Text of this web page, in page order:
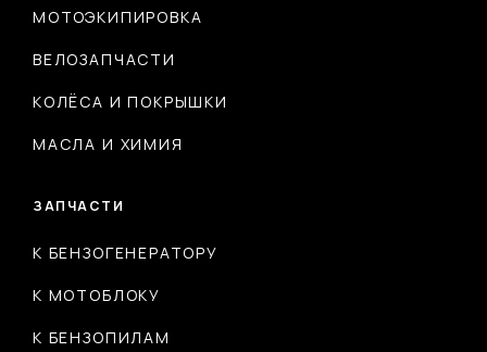
МОТОЭКИПИРОВКА
ВЕЛОЗАПЧАСТИ
КОЛЁСА И ПОКРЫШКИ
МАСЛА И ХИМИЯ
ЗАПЧАСТИ
К БЕНЗОГЕНЕРАТОРУ
К МОТОБЛОКУ
К БЕНЗОПИЛАМ